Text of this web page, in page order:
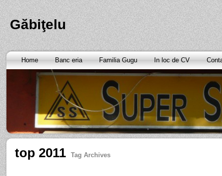
Găbiţelu
Home Banc eria Familia Gugu In loc de CV
top 2011 Tag Archives